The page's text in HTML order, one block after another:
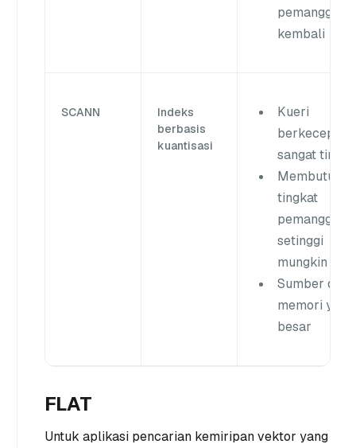
pemanggilan
kembali
SCANN
Indeks
berbasis
kuantisasi
Kueri
sangat tinggi
tingkat
pemanggilan
setinggi
mungkin
Sumber daya
memori yang
besar
FLAT
Untuk aplikasi pencarian kemiripan vektor yang